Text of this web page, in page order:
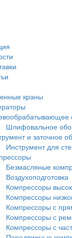
краны
Шлифовальное
и заточное
Инструмент для
Безмасляные
Воздухоподготовка
Компрессоры
Компрессоры
Компрессоры с
Компрессоры с
Компрессоры с